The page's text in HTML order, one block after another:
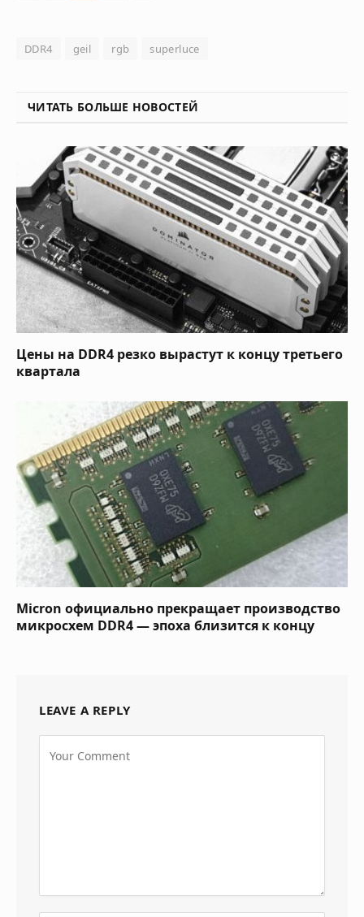
DDR4 geil rgb superluce
ЧИТАТЬ БОЛЬШЕ НОВОСТЕЙ
Цены на DDR4 резко вырастут к концу третьего
квартала
Micron официально прекращает производство
микросхем DDR4 — эпоха близится к концу
LEAVE A REPLY